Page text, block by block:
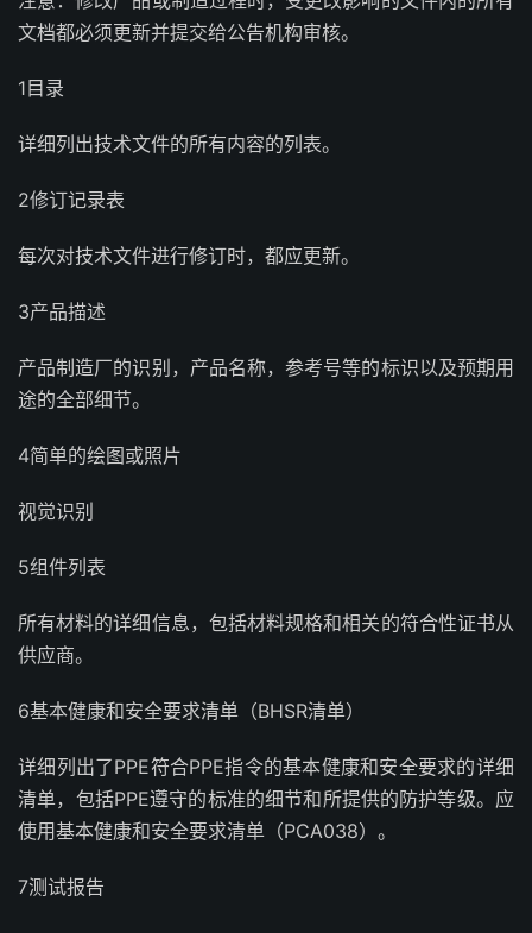
文档都必须更新并提交给公告机构审核。
1目录
详细列出技术文件的所有内容的列表。
2修订记录表
每次对技术文件进行修订时，都应更新。
3产品描述
产品制造厂的识别，产品名称，参考号等的标识以及预期用
途的全部细节。
4简单的绘图或照片
视觉识别
5组件列表
所有材料的详细信息，包括材料规格和相关的符合性证书从
供应商。
6基本健康和安全要求清单（BHSR清单）
详细列出了PPE符合PPE指令的基本健康和安全要求的详细
清单，包括PPE遵守的标准的细节和所提供的防护等级。应
使用基本健康和安全要求清单（PCA038）。
7测试报告